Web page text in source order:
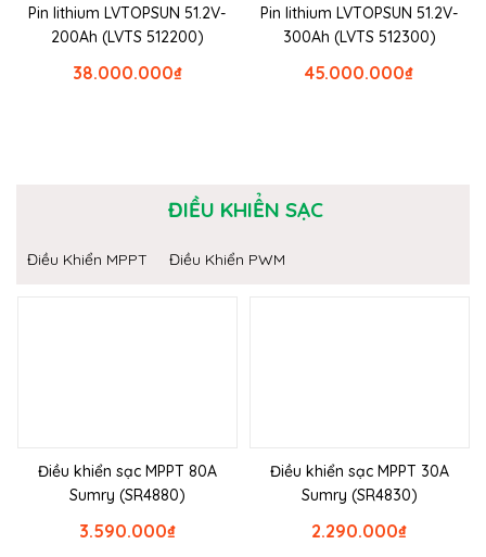
Pin lithium LVTOPSUN 51.2V-
200Ah (LVTS 512200)
₫
38.000.000
Pin lithium LVTOPSUN 51.2V-
300Ah (LVTS 512300)
₫
45.000.000
ĐIỀU KHIỂN SẠC
Điều Khiển MPPT Điều Khiển PWM
Điều khiển sạc MPPT 80A
Sumry (SR4880)
₫
3.590.000
Điều khiển sạc MPPT 30A
Sumry (SR4830)
₫
2.290.000